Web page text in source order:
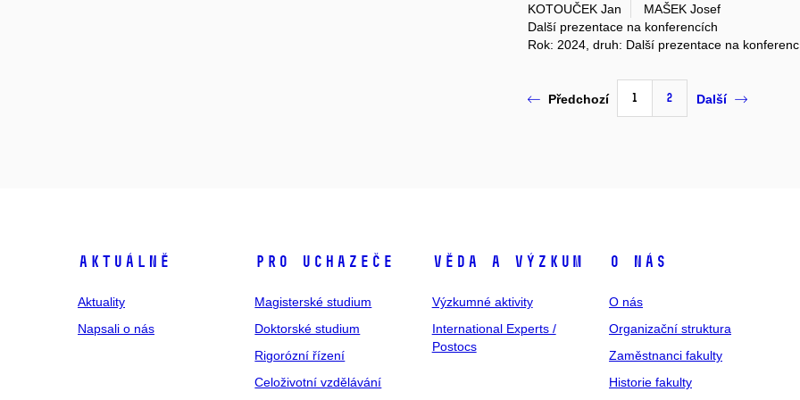
KOTOUČEK Jan
MAŠEK Josef
Další prezentace na konferencích
Rok: 2024, druh: Další prezentace na
Předchozí 1 2 Další
Aktuálně
Aktuality
Napsali o nás
Pro uchazeče
Magisterské studium
Doktorské studium
Rigorózní řízení
Celoživotní vzdělávání
Věda a výzkum
Výzkumné aktivity
International Experts /
Postocs
O nás
O nás
Organizační struktura
Zaměstnanci fakulty
Historie fakulty